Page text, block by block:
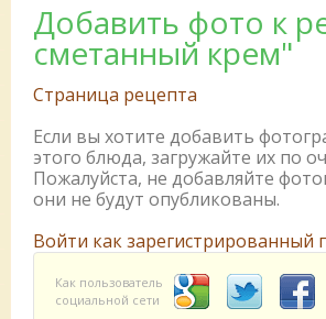
Добавить фото к
сметанный крем"
Страница рецепта
Если вы хотите добавить
этого блюда, загружайте их по
Пожалуйста, не добавляйте
они не будут опубликованы.
Войти как зарегистрированный
Как пользователь
социальной сети